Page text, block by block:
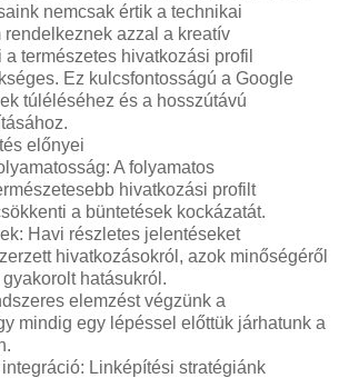
nemcsak értik a technikai
rendelkeznek azzal a kreatív
természetes hivatkozási profil
Ez kulcsfontosságú a Google
túléléséhez és a hosszútávú
előnyei
A folyamatos
hivatkozási profilt
a büntetések kockázatát.
Havi részletes jelentéseket
hivatkozásokról, azok minőségéről
hatásukról.
elemzést végzünk a
mindig egy lépéssel előttük járhatunk a
Linképítési stratégiánk